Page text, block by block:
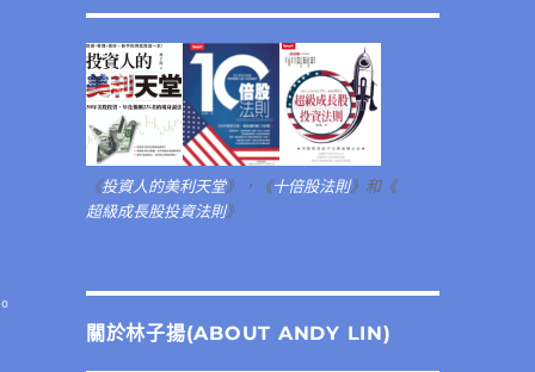
《投資人的美利天堂》，《十倍股法則》和《
超級成長股投資法則》
關於林子揚(ABOUT ANDY LIN)